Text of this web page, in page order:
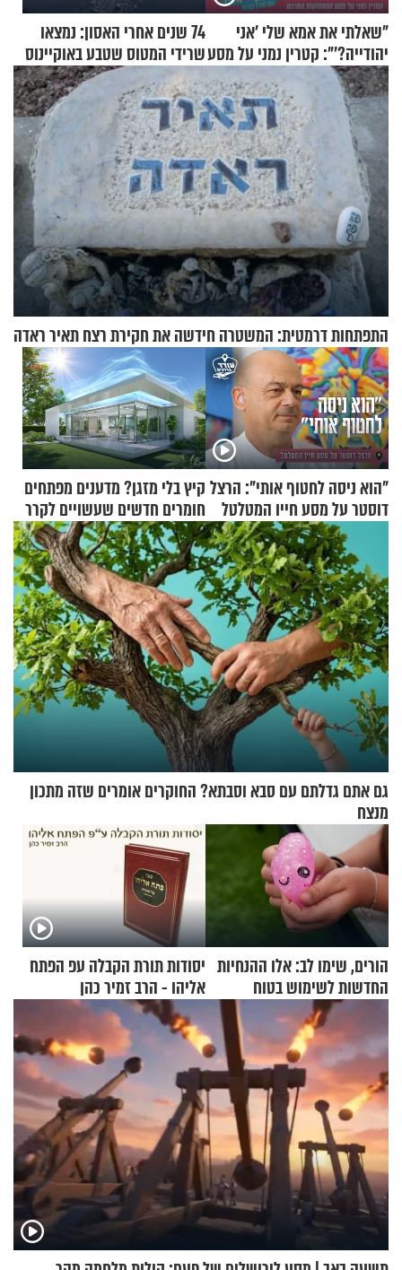
"שאלתי את אמא שלי 'אני
יהודייה?'": קטרין נמני על מסע
ההתחזקות המרגש
74 שנים אחרי האסון: נמצאו
שרידי המטוס שטבע באוקיינוס
עם עשרות נוסעים
התפתחות דרמטית: המשטרה חידשה את חקירת רצח תאיר ראדה
"הוא ניסה לחטוף אותי": הרצל
דוסטר על מסע חייו המטלטל
קיץ בלי מזגן? מדענים מפתחים
חומרים חדשים שעשויים לקרר
בתים
גם אתם גדלתם עם סבא וסבתא? החוקרים אומרים שזה מתכון
מנצח
הורים, שימו לב: אלו ההנחיות
החדשות לשימוש בטוח
בסקווישי לאחר מקרי אשפוז
יסודות תורת הקבלה עפ הפתח
אליהו - הרב זמיר כהן